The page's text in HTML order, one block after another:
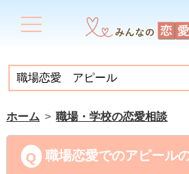
ホーム 職場・学校の恋愛相談
職場恋愛でのアピール